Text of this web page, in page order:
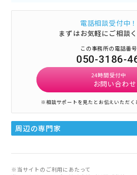
電話相談受付中！
まずはお気軽にご相談
この事務所の電話番号
050-3186-
24時間受付中
お問い合わせ
※相談サポートを見たとお伝えいただく
周辺の専門家
※当サイトのご利用にあたって